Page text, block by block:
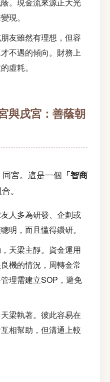
。現金流來源正大光
現。
友雖然有理想，但容
不遇的傾向。財務上
虛耗。
與戌宮：善蔭朝
宮。這是一個 「智商
。
人多為研發、企劃或
明，而且懂得鑽研。
天梁主靜。資金運用
機的情況，周轉金常
理需建立SOP，避免
梁執著。彼此容易在
相幫助，但溝通上較